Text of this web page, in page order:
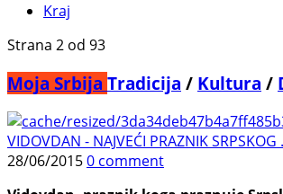
Kraj
Strana 2 od 93
Moja Srbija Tradicija / Kultura /
VIDOVDAN - NAJVEĆI PRAZNIK SRPSKOG
28/06/20150 comment